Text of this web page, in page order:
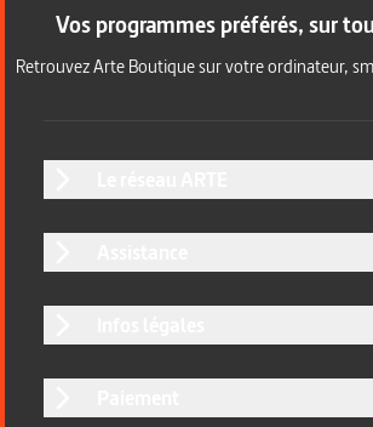
Vos programmes préférés, sur
Retrouvez Arte Boutique sur votre ordinateur,